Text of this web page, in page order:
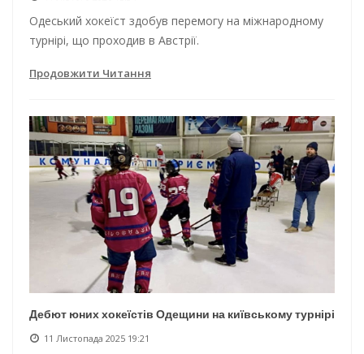
Одеський хокеїст здобув перемогу на міжнародному
турнірі, що проходив в Австрії.
Продовжити Читання
Дебют юних хокеїстів Одещини на київському турнірі
11 Листопада 2025 19:21